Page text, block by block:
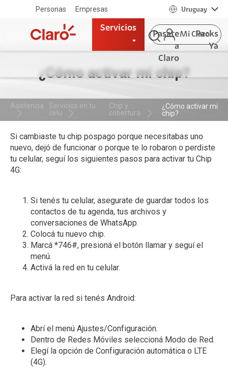
Personas Empresas Uruguay
Servicios
Pasate
a
Claro
Packs
Ya
Mi Claro
¿Cómo activar mi chip?
Asistencia
Servicios en tu
celu
Chip y
cobertura
¿Cómo activar mi
chip?
Si cambiaste tu chip pospago porque necesitabas uno
nuevo, dejó de funcionar o porque te lo robaron o perdiste
tu celular, seguí los siguientes pasos para activar tu Chip
4G:
Si tenés tu celular, asegurate de guardar todos los
contactos de tu agenda, tus archivos y
conversaciones de WhatsApp.
Colocá tu nuevo chip.
Marcá *746#, presioná el botón llamar y seguí el
menú.
Activá la red en tu celular.
Para activar la red si tenés Android:
Abrí el menú Ajustes/Configuración.
Dentro de Redes Móviles seleccioná Modo de Red.
Elegí la opción de Configuración automática o LTE
(4G).